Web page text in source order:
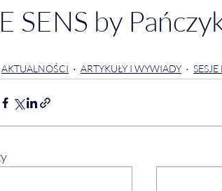
E SENS by
AKTUALNOŚCI ARTYKUŁY I WYWIADY